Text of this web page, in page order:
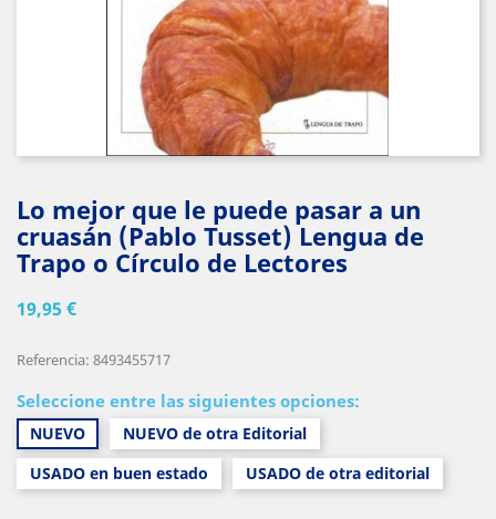
Lo mejor que le puede pasar a un
cruasán (Pablo Tusset) Lengua de
Trapo o Círculo de Lectores
19,95 €
Referencia: 8493455717
Seleccione entre las siguientes opciones:
NUEVO
NUEVO de otra Editorial
USADO en buen estado
USADO de otra editorial